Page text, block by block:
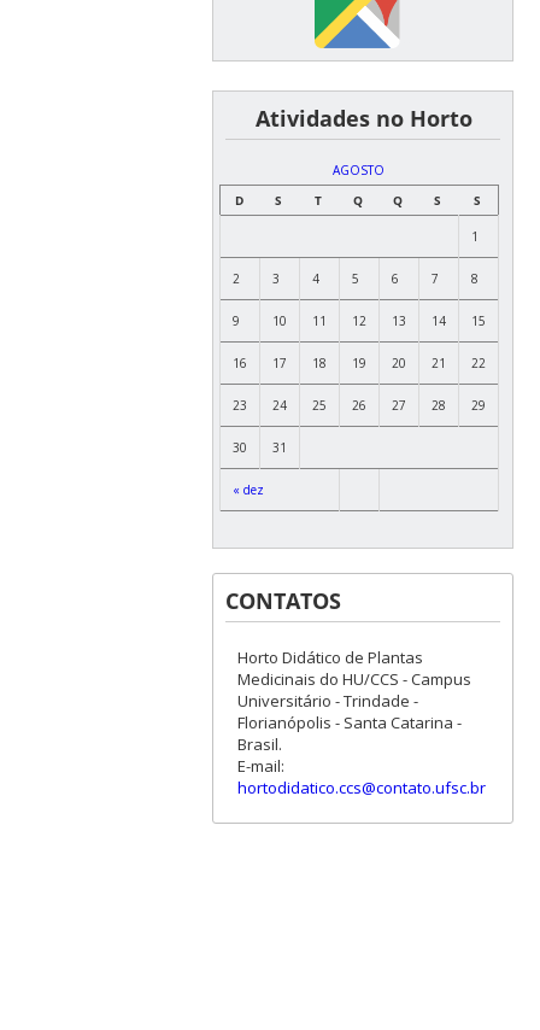
͏ ͏ ͏ ͏ ͏ ͏Atividades no Horto
AGOSTO
D
S T Q Q S S
« dez
1
2 3 4 5 6 7 8
9 10 11 12 13 14 15
16 17 18 19 20 21 22
23 24 25 26 27 28 29
30 31
CONTATOS
Horto Didático de Plantas
Medicinais do HU/CCS - Campus
Universitário - Trindade -
Florianópolis - Santa Catarina -
Brasil.
E-mail:
hortodidatico.ccs@contato.ufsc.br